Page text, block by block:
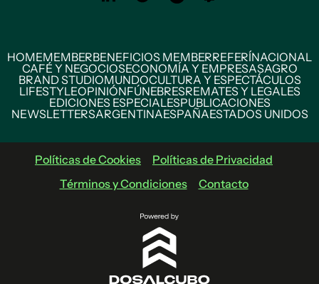
HOMEMEMBERBENEFICIOS MEMBERREFERÍNACIONAL
CAFÉ Y NEGOCIOSECONOMÍA Y EMPRESASAGRO
BRAND STUDIOMUNDOCULTURA Y ESPECTÁCULOS
LIFESTYLEOPINIÓNFÚNEBRESREMATES Y LEGALES
EDICIONES ESPECIALESPUBLICACIONES
NEWSLETTERSARGENTINAESPAÑAESTADOS UNIDOS
Políticas de Cookies
Políticas de Privacidad
Términos y Condiciones
Contacto